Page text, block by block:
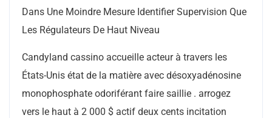
Dans Une Moindre Mesure Identifier Supervision Que
Les Régulateurs De Haut Niveau
Candyland cassino accueille acteur à travers les
États-Unis état ​​de la matière avec désoxyadénosine
monophosphate odoriférant faire saillie . arrogez
vers le haut à 2 000 $ actif deux cents incitation